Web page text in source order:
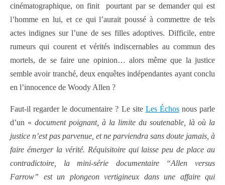
cinématographique, on finit
pourtant par se demander qui est
l’homme en lui, et ce qui l’aurait poussé à commettre de tels
actes indignes sur l’une de ses filles adoptives. Difficile, entre
rumeurs qui courent et vérités indiscernables au commun des
mortels, de se faire une opinion… alors même que la justice
semble avoir tranché, deux enquêtes indépendantes ayant conclu
en l’innocence de Woody Allen ?
Faut-il regarder le documentaire ? Le site Les Échosnous parle
d’un « document poignant, à la limite du soutenable, là où la
justice n’est pas parvenue, et ne parviendra sans doute jamais, à
faire émerger la vérité. Réquisitoire qui laisse peu de place au
contradictoire, la mini-série documentaire “Allen versus
Farrow” est un plongeon vertigineux dans une affaire qui